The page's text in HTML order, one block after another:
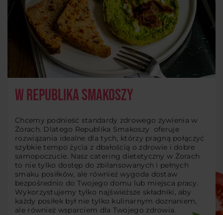
W Republika Smakoszy
Chcemy podnieść standardy zdrowego żywienia w
Żorach. Dlatego Republika Smakoszy oferuje
rozwiązania idealne dla tych, którzy pragną połączyć
szybkie tempo życia z dbałością o zdrowie i dobre
samopoczucie. Nasz catering dietetyczny w Żorach
to nie tylko dostęp do zbilansowanych i pełnych
smaku posiłków, ale również wygoda dostaw
bezpośrednio do Twojego domu lub miejsca pracy.
Wykorzystujemy tylko najświeższe składniki, aby
każdy posiłek był nie tylko kulinarnym doznaniem,
ale również wsparciem dla Twojego zdrowia.